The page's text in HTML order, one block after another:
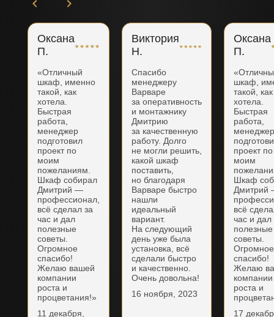
Оксана
П.
«Отличный
шкаф, именно
такой, как
хотела.
Быстрая
работа,
менеджер
подготовил
проект по
моим
пожеланиям.
Шкаф собирал
Дмитрий —
профессионал,
всё сделал за
час и дал
полезные
советы.
Огромное
спасибо!
Желаю вашей
компании
роста и
процветания!»
11 декабря,
Виктория
Н.
Спасибо
менеджеру
Варваре
за оперативность
и монтажнику
Дмитрию
за качественную
работу. Долго
не могли решить,
какой шкаф
поставить,
но благодаря
Варваре быстро
нашли
идеальный
вариант.
На следующий
день уже была
установка, всё
сделали быстро
и качественно.
Очень довольна!
16 ноября, 2023
Оксана
П.
шкаф,
такой, как
хотела.
Быстрая
работа,
проект по
моим
Шкаф
Дмитрий
всё
час и дал
полезные
советы.
Огромное
спасибо!
Желаю
компании
роста и
17